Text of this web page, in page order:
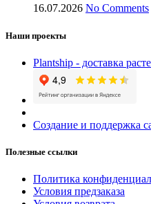
16.07.2026 No Comments
Наши проекты
Plantship - доставка
Создание и поддержка
Полезные ссылки
Политика
Условия предзаказа